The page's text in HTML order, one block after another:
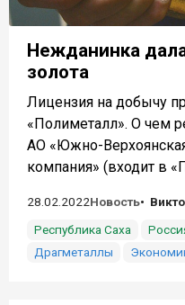
Нежданинка
золота
Лицензия на добычу
«Полиметалл». О чем
АО «Южно-
компания» (входит в
28.02.2022Новость
Республика Саха
Драгметаллы